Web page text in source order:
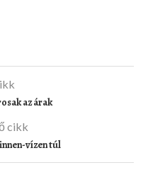
az árak
cikk
vízen túl